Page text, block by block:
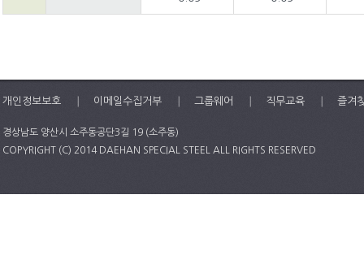
개인정보보호 이메일수집거부 그룹웨어 직무교육 즐겨
경상남도 양산시 소주동공단3길 19 (소주동)
COPYRIGHT (C) 2014 DAEHAN SPECIAL STEEL ALL RIGHTS RESERVED